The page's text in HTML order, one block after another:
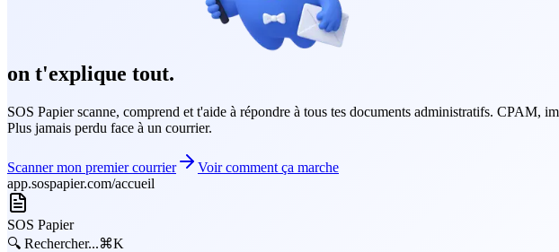
on t'explique tout.
SOS Papier scanne, comprend et t'aide à répondre à tous tes documents administratifs. CPAM,
Plus jamais perdu face à un courrier.
Scanner mon premier courrier
Voir comment ça marche
app.sospapier.com/accueil
SOS Papier
🔍 Rechercher...⌘K